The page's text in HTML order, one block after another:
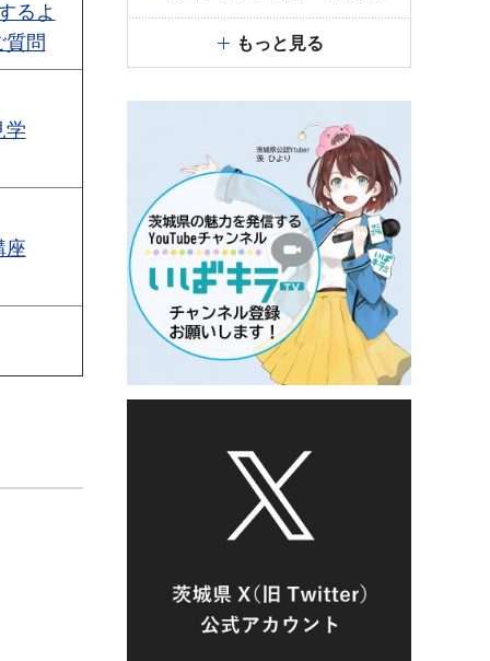
るよ
質問
学
座
もっと見る